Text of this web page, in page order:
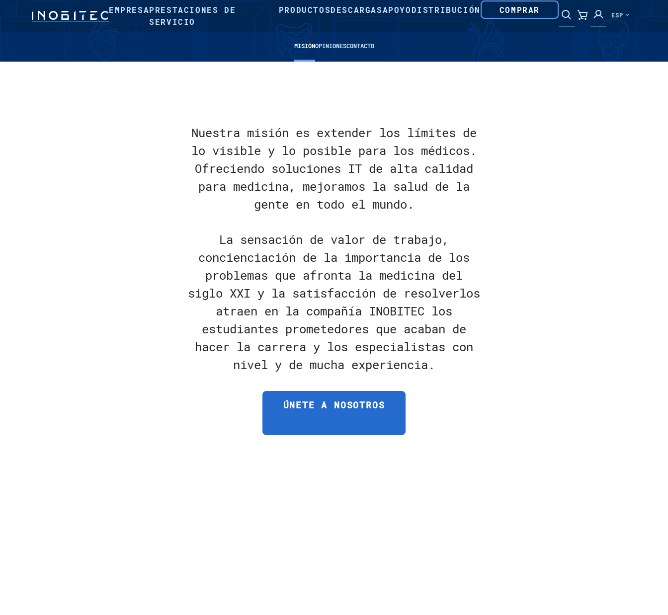
EMPRESAPRESTACIONES DE
SERVICIO
PRODUCTOSDESCARGASAPOYODISTRIBUCIÓN COMPRAR ESP
MISIÓNOPINIONESCONTACTO
Nuestra misión es extender los límites de
lo visible y lo posible para los médicos.
Ofreciendo soluciones IT de alta calidad
para medicina, mejoramos la salud de la
gente en todo el mundo.
La sensación de valor de trabajo,
concienciación de la importancia de los
problemas que afronta la medicina del
siglo XXI y la satisfacción de resolverlos
atraen en la compañía INOBITEC los
estudiantes prometedores que acaban de
hacer la carrera y los especialistas con
nivel y de mucha experiencia.
ÚNETE A NOSOTROS